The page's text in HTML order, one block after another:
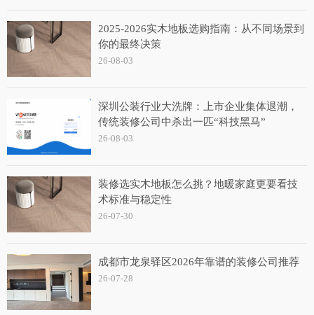
2025-2026实木地板选购指南：从不同场景到
你的最终决策
26-08-03
深圳公装行业大洗牌：上市企业集体退潮，
传统装修公司中杀出一匹“科技黑马”
26-08-03
装修选实木地板怎么挑？地暖家庭更要看技
术标准与稳定性
26-07-30
成都市龙泉驿区2026年靠谱的装修公司推荐
26-07-28